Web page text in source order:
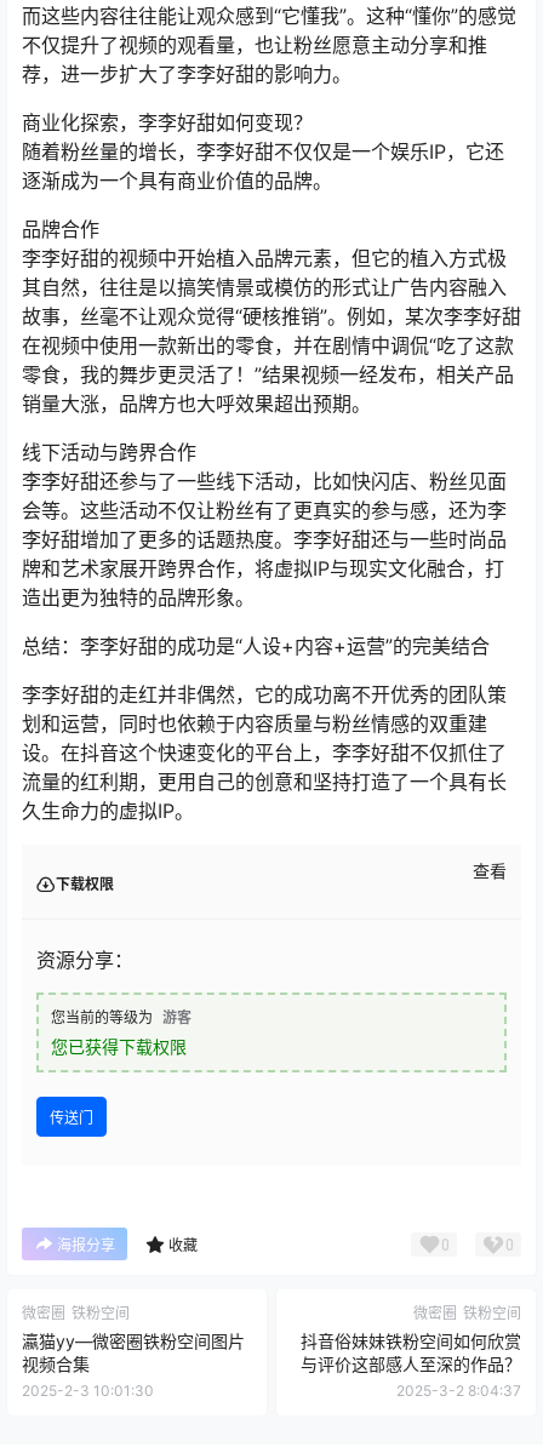
而这些内容往往能让观众感到“它懂我”。这种“懂你”的感觉
不仅提升了视频的观看量，也让粉丝愿意主动分享和推
荐，进一步扩大了李李好甜的影响力。
商业化探索，李李好甜如何变现？
随着粉丝量的增长，李李好甜不仅仅是一个娱乐IP，它还
逐渐成为一个具有商业价值的品牌。
品牌合作
李李好甜的视频中开始植入品牌元素，但它的植入方式极
其自然，往往是以搞笑情景或模仿的形式让广告内容融入
故事，丝毫不让观众觉得“硬核推销”。例如，某次李李好甜
在视频中使用一款新出的零食，并在剧情中调侃“吃了这款
零食，我的舞步更灵活了！”结果视频一经发布，相关产品
销量大涨，品牌方也大呼效果超出预期。
线下活动与跨界合作
李李好甜还参与了一些线下活动，比如快闪店、粉丝见面
会等。这些活动不仅让粉丝有了更真实的参与感，还为李
李好甜增加了更多的话题热度。李李好甜还与一些时尚品
牌和艺术家展开跨界合作，将虚拟IP与现实文化融合，打
造出更为独特的品牌形象。
总结：李李好甜的成功是“人设+内容+运营”的完美结合
李李好甜的走红并非偶然，它的成功离不开优秀的团队策
划和运营，同时也依赖于内容质量与粉丝情感的双重建
设。在抖音这个快速变化的平台上，李李好甜不仅抓住了
流量的红利期，更用自己的创意和坚持打造了一个具有长
久生命力的虚拟IP。
下载权限
查看
资源分享：
您当前的等级为 游客
您已获得下载权限
传送门
海报分享 收藏 0 0
微密圈 铁粉空间
瀛猫yy—微密圈铁粉空间图片
视频合集
2025-2-3 10:01:30
微密圈 铁粉空间
抖音俗妹妹铁粉空间如何欣赏
与评价这部感人至深的作品？
2025-3-2 8:04:37